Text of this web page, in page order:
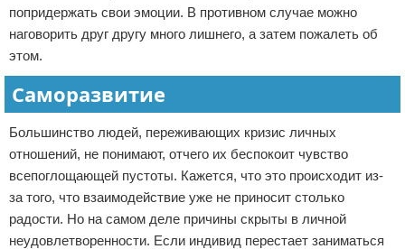
попридержать свои эмоции. В противном случае можно
наговорить друг другу много лишнего, а затем пожалеть об
этом.
Саморазвитие
Большинство людей, переживающих кризис личных
отношений, не понимают, отчего их беспокоит чувство
всепоглощающей пустоты. Кажется, что это происходит из-
за того, что взаимодействие уже не приносит столько
радости. Но на самом деле причины скрыты в личной
неудовлетворенности. Если индивид перестает заниматься